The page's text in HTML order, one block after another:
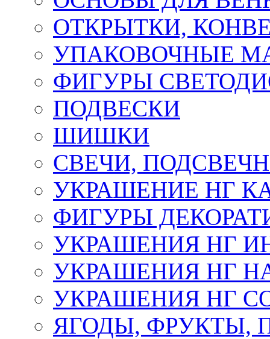
ОТКРЫТКИ,
УПАКОВОЧНЫЕ
ФИГУРЫ
ПОДВЕСКИ
ШИШКИ
СВЕЧИ,
УКРАШЕНИЕ НГ
ФИГУРЫ
УКРАШЕНИЯ НГ
УКРАШЕНИЯ НГ
УКРАШЕНИЯ НГ
ЯГОДЫ, ФРУКТЫ,